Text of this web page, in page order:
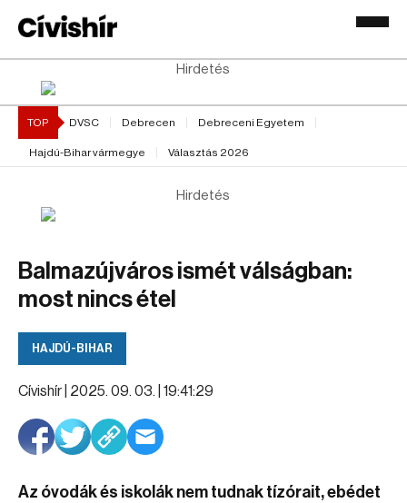
Hirdetés
TOP DVSC Debrecen Debreceni Egyetem
Hajdú-Bihar vármegye Választás 2026
Hirdetés
Balmazújváros ismét válságban:
most nincs étel
HAJDÚ-BIHAR
Cívishír | 2025. 09. 03. | 19:41:29
Az óvodák és iskolák nem tudnak tízórait, ebédet